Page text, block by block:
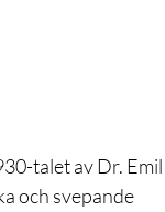
talet av Dr. Emil
och svepande